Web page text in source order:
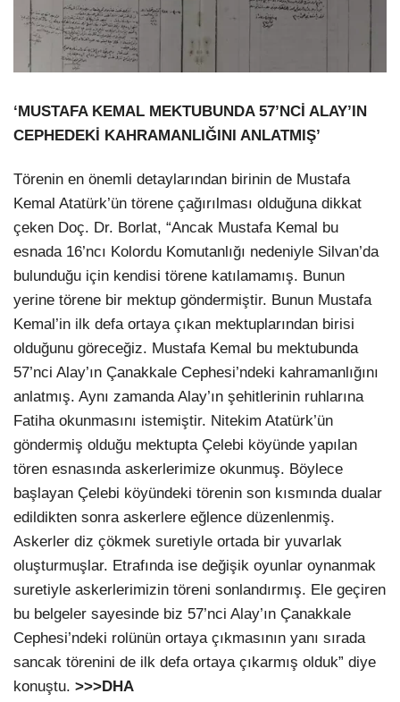
‘MUSTAFA KEMAL MEKTUBUNDA 57’NCİ ALAY’IN
CEPHEDEKİ KAHRAMANLIĞINI ANLATMIŞ’
Törenin en önemli detaylarından birinin de Mustafa
Kemal Atatürk’ün törene çağırılması olduğuna dikkat
çeken Doç. Dr. Borlat, “Ancak Mustafa Kemal bu
esnada 16’ncı Kolordu Komutanlığı nedeniyle Silvan’da
bulunduğu için kendisi törene katılamamış. Bunun
yerine törene bir mektup göndermiştir. Bunun Mustafa
Kemal’in ilk defa ortaya çıkan mektuplarından birisi
olduğunu göreceğiz. Mustafa Kemal bu mektubunda
57’nci Alay’ın Çanakkale Cephesi’ndeki kahramanlığını
anlatmış. Aynı zamanda Alay’ın şehitlerinin ruhlarına
Fatiha okunmasını istemiştir. Nitekim Atatürk’ün
göndermiş olduğu mektupta Çelebi köyünde yapılan
tören esnasında askerlerimize okunmuş. Böylece
başlayan Çelebi köyündeki törenin son kısmında dualar
edildikten sonra askerlere eğlence düzenlenmiş.
Askerler diz çökmek suretiyle ortada bir yuvarlak
oluşturmuşlar. Etrafında ise değişik oyunlar oynanmak
suretiyle askerlerimizin töreni sonlandırmış. Ele geçiren
bu belgeler sayesinde biz 57’nci Alay’ın Çanakkale
Cephesi’ndeki rolünün ortaya çıkmasının yanı sırada
sancak törenini de ilk defa ortaya çıkarmış olduk” diye
konuştu. >>>DHA